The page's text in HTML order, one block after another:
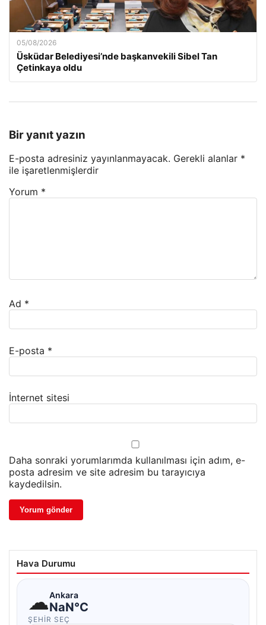
05/08/2026
Üsküdar Belediyesi’nde başkanvekili Sibel Tan
Çetinkaya oldu
Bir yanıt yazın
E-posta adresiniz yayınlanmayacak. Gerekli alanlar *
ile işaretlenmişlerdir
Yorum *
Ad *
E-posta *
İnternet sitesi
Daha sonraki yorumlarımda kullanılması için adım, e-
posta adresim ve site adresim bu tarayıcıya
kaydedilsin.
Hava Durumu
☁Ankara
NaN°C
ŞEHIR SEÇ